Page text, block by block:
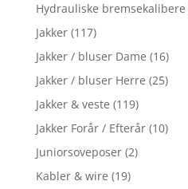
Hydrauliske bremsekalibere
Jakker (117)
Jakker / bluser Dame (16)
Jakker / bluser Herre (25)
Jakker & veste (119)
Jakker Forår / Efterår (10)
Juniorsoveposer (2)
Kabler & wire (19)